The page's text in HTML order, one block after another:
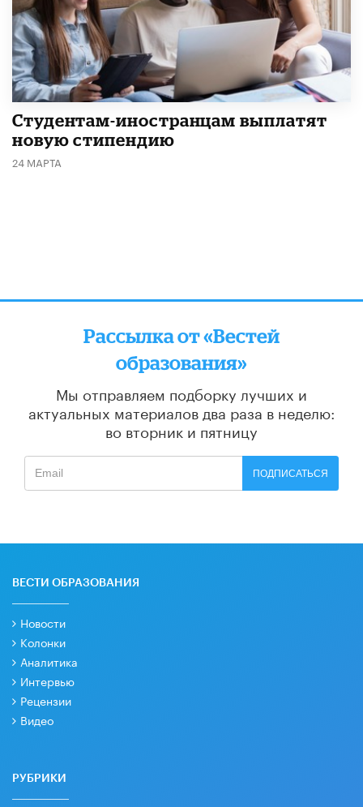
Студентам-иностранцам выплатят
новую стипендию
24 МАРТА
Рассылка от «Вестей
образования»
Мы отправляем подборку лучших и
актуальных материалов два раза в неделю:
во вторник и пятницу
ПОДПИСАТЬСЯ
ВЕСТИ ОБРАЗОВАНИЯ
Новости
Колонки
Аналитика
Интервью
Рецензии
Видео
РУБРИКИ